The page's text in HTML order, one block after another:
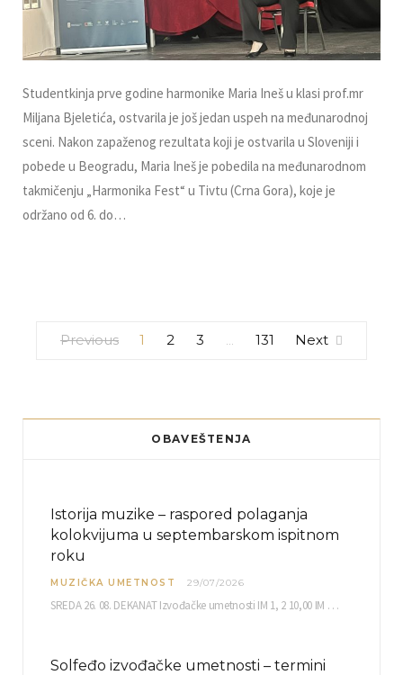
Studentkinja prve godine harmonike Maria Ineš u klasi prof.mr
Miljana Bjeletića, ostvarila je još jedan uspeh na međunarodnoj
sceni. Nakon zapaženog rezultata koji je ostvarila u Sloveniji i
pobede u Beogradu, Maria Ineš je pobedila na međunarodnom
takmičenju „Harmonika Fest“ u Tivtu (Crna Gora), koje je
održano od 6. do…
Previous 1 2 3 131 Next
OBAVEŠTENJA
Istorija muzike – raspored polaganja
kolokvijuma u septembarskom ispitnom
roku
MUZIČKA UMETNOST 29/07/2026
SREDA 26. 08. DEKANAT Izvođačke umetnosti IM 1, 2 10,00 IM 3, 4 10,30 IM…
Solfeđo izvođačke umetnosti – termini